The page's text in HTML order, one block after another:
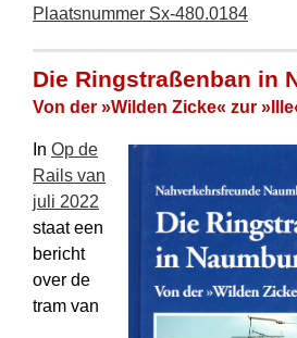
Plaatsnummer Sx-480.0184
Die Ringstraßenban in
Von der »Wilden Zicke« zur
In Op de
Rails van
juli 2022
staat een
bericht
over de
tram van